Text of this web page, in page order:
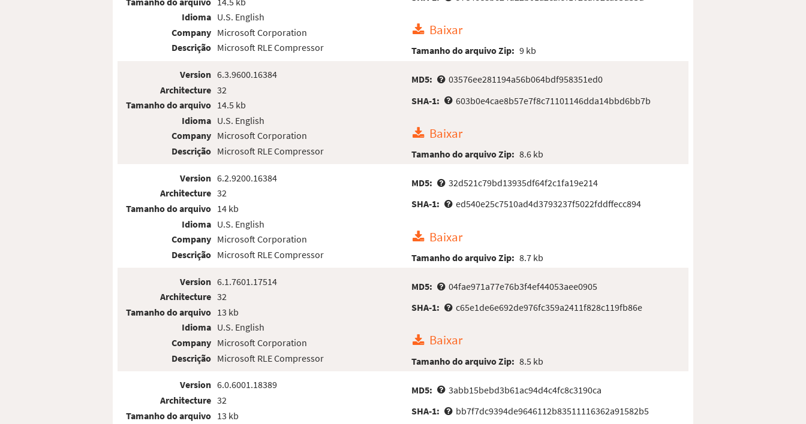
Idioma
Company
Descrição
U.S. English
Microsoft Corporation
Microsoft RLE Compressor
Baixar
Tamanho do arquivo Zip: 9 kb
Version
Architecture
Tamanho do arquivo
Idioma
Company
Descrição
6.3.9600.16384
32
14.5 kb
U.S. English
Microsoft Corporation
Microsoft RLE Compressor
MD5:
03576ee281194a56b064bdf958351ed0
SHA-1:
603b0e4cae8b57e7f8c71101146dda14bbd6bb7b
Baixar
Tamanho do arquivo Zip: 8.6 kb
Version
Architecture
Tamanho do arquivo
Idioma
Company
Descrição
6.2.9200.16384
32
14 kb
U.S. English
Microsoft Corporation
Microsoft RLE Compressor
MD5:
32d521c79bd13935df64f2c1fa19e214
SHA-1:
ed540e25c7510ad4d3793237f5022fddffecc894
Baixar
Tamanho do arquivo Zip: 8.7 kb
Version
Architecture
Tamanho do arquivo
Idioma
Company
Descrição
6.1.7601.17514
32
13 kb
U.S. English
Microsoft Corporation
Microsoft RLE Compressor
MD5:
04fae971a77e76b3f4ef44053aee0905
SHA-1:
c65e1de6e692de976fc359a2411f828c119fb86e
Baixar
Tamanho do arquivo Zip: 8.5 kb
Version
Architecture
Tamanho do arquivo
6.0.6001.18389
32
13 kb
MD5:
3abb15bebd3b61ac94d4c4fc8c3190ca
SHA-1:
bb7f7dc9394de9646112b83511116362a91582b5